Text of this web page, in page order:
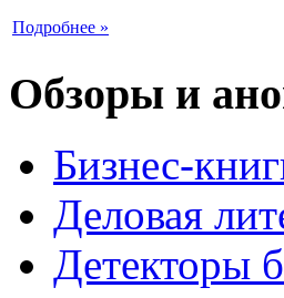
Подробнее »
Обзоры и
Бизнес-
Деловая
Детекторы